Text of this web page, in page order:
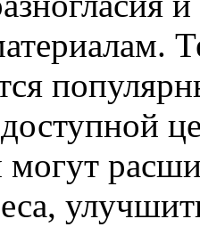
могут